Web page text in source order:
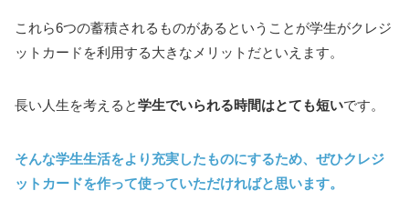
これら6つの蓄積されるものがあるということが学生がクレジ
ットカードを利用する大きなメリットだといえます。
長い人生を考えると学生でいられる時間はとても短いです。
そんな学生生活をより充実したものにするため、ぜひクレジ
ットカードを作って使っていただければと思います。